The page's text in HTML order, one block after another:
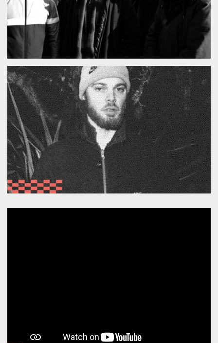
cf_clearance
Cloudflare,
Inc.
.oooh.events
Esta cookie es
utilizada por el
servicio
CloudFlare para
identificar el
tráfico web de
confianza y
anular cualquier
restricción de
seguridad
basada en la
dirección IP del
visitante. Es
esencial para
apoyar las
funciones de
seguridad de un
sitio web y
proporcionar
protección
contra visitantes
maliciosos.
wordpress_test_cookie
Automattic
Inc.
.oooh.events
Sesión
Se utiliza en
sitios creados
con Wordpress.
Comprueba si el
navegador tiene